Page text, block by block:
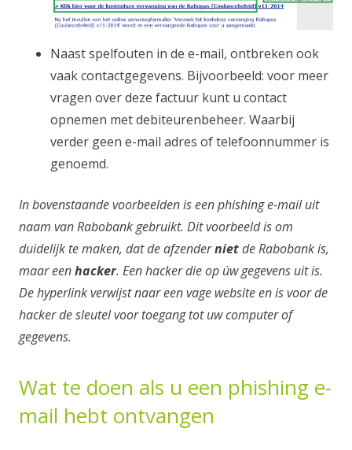
Naast spelfouten in de e-mail, ontbreken ook
vaak contactgegevens. Bijvoorbeeld: voor meer
vragen over deze factuur kunt u contact
opnemen met debiteurenbeheer. Waarbij
verder geen e-mail adres of telefoonnummer is
genoemd.
In bovenstaande voorbeelden is een phishing e-mail uit
naam van Rabobank gebruikt. Dit voorbeeld is om
duidelijk te maken, dat de afzendernietde Rabobank is,
maar eenhacker. Een hacker die op úw gegevens uit is.
De hyperlink verwijst naar een vage website en is voor de
hacker de sleutel voor toegang tot uw computer of
gegevens.
Wat te doen als u een phishing e-
mail hebt ontvangen